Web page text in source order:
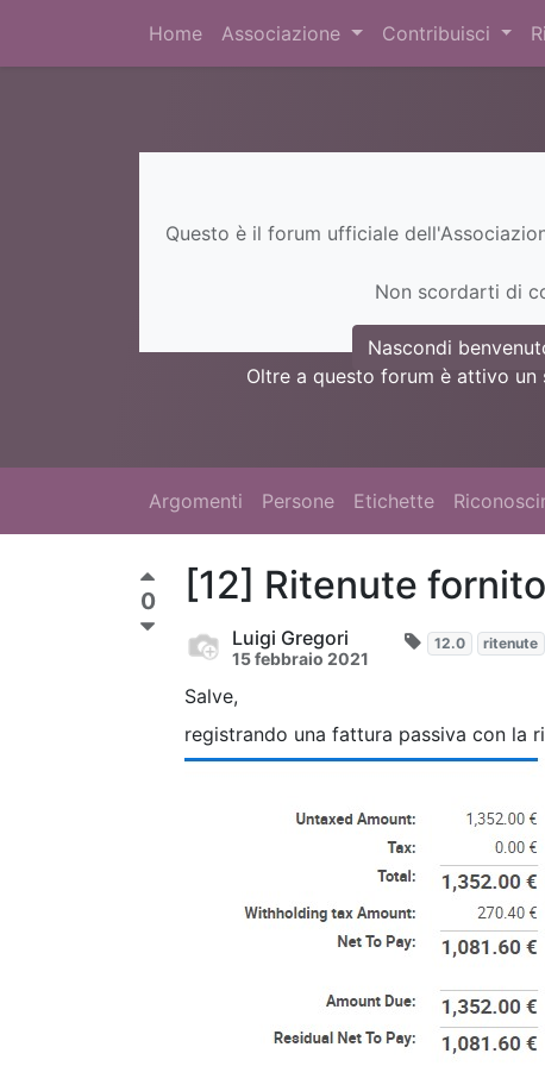
Home Associazione Contribuisci
Questo è il forum ufficiale
Non scordarti di
Nascondi
Oltre a questo forum è attivo un
Argomenti Persone Etichette
0 [12] Ritenute
Luigi Gregori
15 febbraio 2021
12.0 ritenute
Salve,
registrando una fattura passiva con la